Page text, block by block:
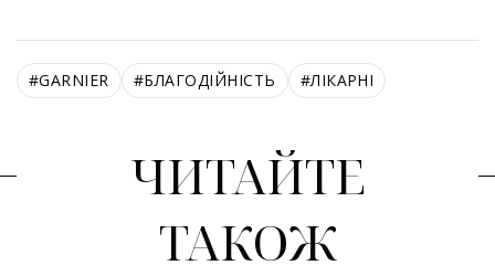
#GARNIER #БЛАГОДІЙНІСТЬ #ЛІКАРНІ
ЧИТАЙТЕ
ТАКОЖ